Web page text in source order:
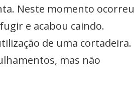
Neste momento ocorreu
e acabou caindo.
de uma cortadeira.
mas não